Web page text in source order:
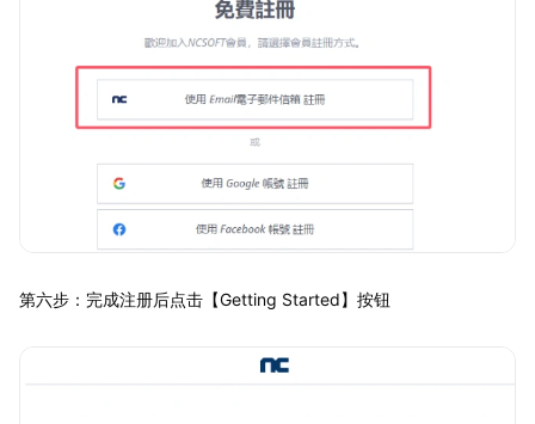
第六步：完成注册后点击【Getting Started】按钮